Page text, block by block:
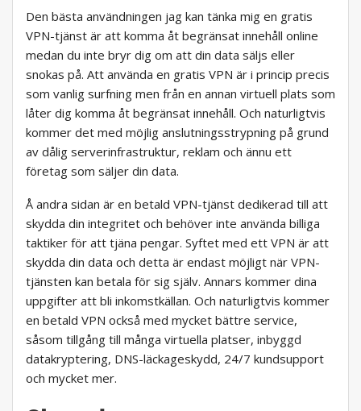
Den bästa användningen jag kan tänka mig en gratis
VPN-tjänst är att komma åt begränsat innehåll online
medan du inte bryr dig om att din data säljs eller
snokas på. Att använda en gratis VPN är i princip precis
som vanlig surfning men från en annan virtuell plats som
låter dig komma åt begränsat innehåll. Och naturligtvis
kommer det med möjlig anslutningsstrypning på grund
av dålig serverinfrastruktur, reklam och ännu ett
företag som säljer din data.
Å andra sidan är en betald VPN-tjänst dedikerad till att
skydda din integritet och behöver inte använda billiga
taktiker för att tjäna pengar. Syftet med ett VPN är att
skydda din data och detta är endast möjligt när VPN-
tjänsten kan betala för sig själv. Annars kommer dina
uppgifter att bli inkomstkällan. Och naturligtvis kommer
en betald VPN också med mycket bättre service,
såsom tillgång till många virtuella platser, inbyggd
datakryptering, DNS-läckageskydd, 24/7 kundsupport
och mycket mer.